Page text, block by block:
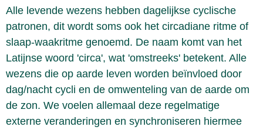
Alle levende wezens hebben dagelijkse cyclische
patronen, dit wordt soms ook het circadiane ritme of
slaap-waakritme genoemd. De naam komt van het
Latijnse woord 'circa', wat 'omstreeks' betekent. Alle
wezens die op aarde leven worden beïnvloed door
dag/nacht cycli en de omwenteling van de aarde om
de zon. We voelen allemaal deze regelmatige
externe veranderingen en synchroniseren hiermee